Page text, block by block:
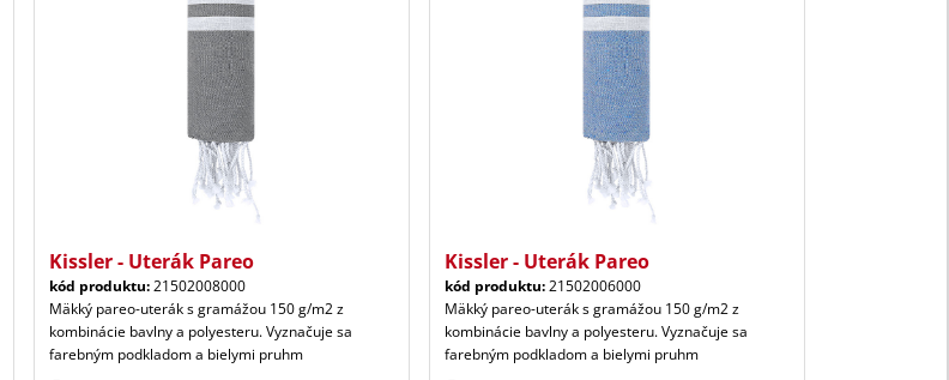
Kissler - Uterák Pareo
kód produktu:21502008000
Mäkký pareo-uterák s gramážou 150 g/m2 z
kombinácie bavlny a polyesteru. Vyznačuje sa
farebným podkladom a bielymi pruhm
Kissler - Uterák Pareo
kód produktu:21502006000
Mäkký pareo-uterák s gramážou 150 g/m2 z
kombinácie bavlny a polyesteru. Vyznačuje sa
farebným podkladom a bielymi pruhm